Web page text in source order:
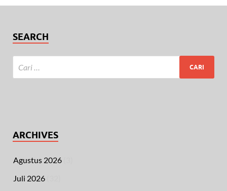
SEARCH
ARCHIVES
Agustus 2026
Juli 2026